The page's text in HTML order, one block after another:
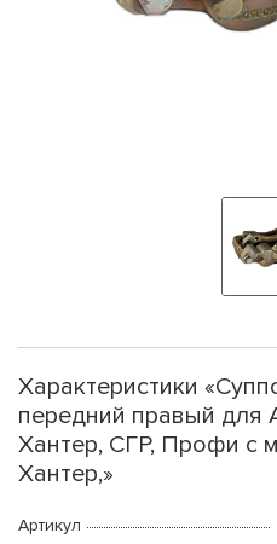
Характеристики
передний правый для
Хантер, СГР, Профи с
Хантер,»
Артикул